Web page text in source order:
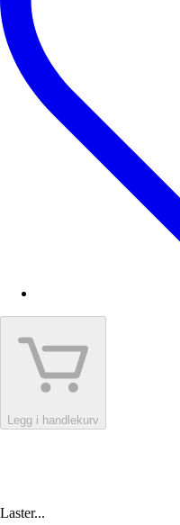
Legg i handlekurv
Laster...